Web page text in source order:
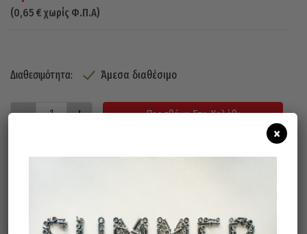
(0,65 € χωρίς Φ.Π.Α)
Διαθεσιμότητα: Άμεσα διαθέσιμο
Προσθήκη Στο Καλάθι
×